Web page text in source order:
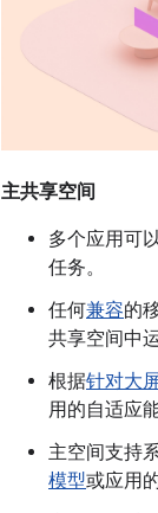
主共享空间
多个应用可
任务。
任何兼容的
共享空间中
根据针对大
用的自适应
主空间支持
模型或应用